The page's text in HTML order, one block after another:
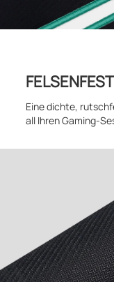
FELSENFEST
Eine dichte,
all Ihren Gaming-